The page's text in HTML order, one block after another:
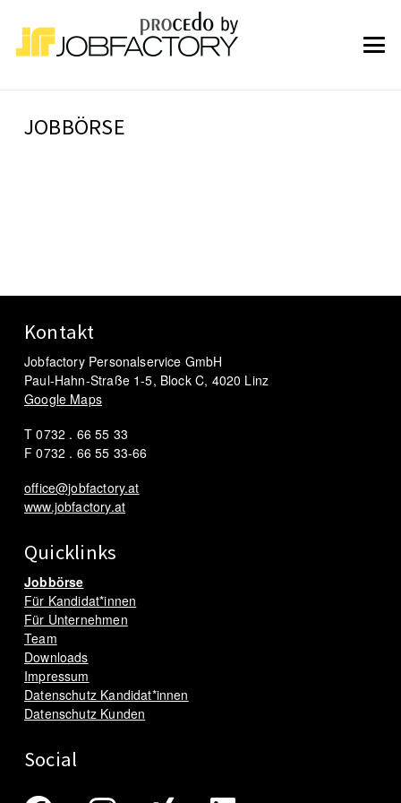
JOBBÖRSE
Kontakt
Jobfactory Personalservice GmbH
Paul-Hahn-Straße 1-5, Block C, 4020 Linz
Google Maps
T 0732 . 66 55 33
F 0732 . 66 55 33-66
office@jobfactory.at
www.jobfactory.at
Quicklinks
Jobbörse
Für Kandidat*innen
Für Unternehmen
Team
Downloads
Impressum
Datenschutz Kandidat*innen
Datenschutz Kunden
Social